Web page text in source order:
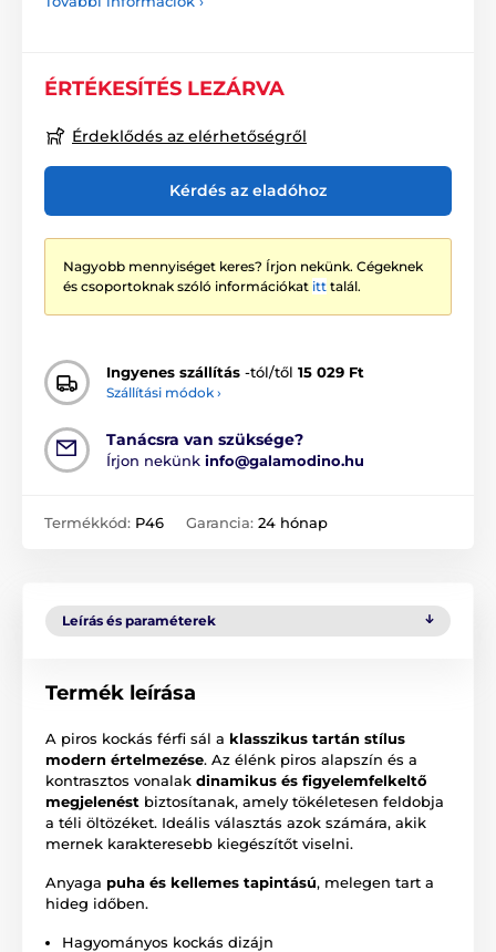
ÉRTÉKESÍTÉS LEZÁRVA
Érdeklődés az elérhetőségről
Kérdés az eladóhoz
Nagyobb mennyiséget keres? Írjon nekünk. Cégeknek
és csoportoknak szóló információkat itt talál.
Ingyenes szállítás -tól/től 15 029 Ft
Szállítási módok ›
Tanácsra van szüksége?
Írjon nekünk info@galamodino.hu
Termékkód: P46 Garancia: 24 hónap
Leírás és paraméterek
Termék leírása
A piros kockás férfi sál a klasszikus tartán stílus
modern értelmezése. Az élénk piros alapszín és a
kontrasztos vonalak dinamikus és figyelemfelkeltő
megjelenést biztosítanak, amely tökéletesen feldobja
a téli öltözéket. Ideális választás azok számára, akik
mernek karakteresebb kiegészítőt viselni.
Anyaga puha és kellemes tapintású, melegen tart a
hideg időben.
Hagyományos kockás dizájn